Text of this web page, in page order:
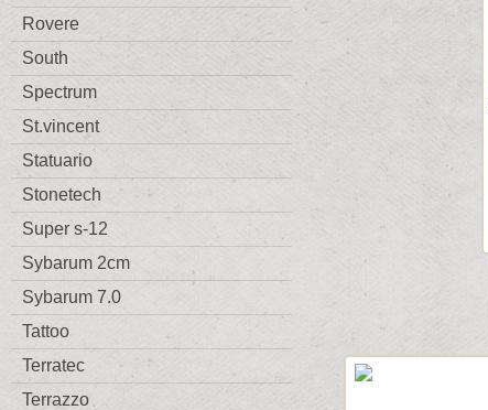
Rovere
South
Spectrum
St.vincent
Statuario
Stonetech
Super s-12
Sybarum 2cm
Sybarum 7.0
Tattoo
Terratec
Terrazzo